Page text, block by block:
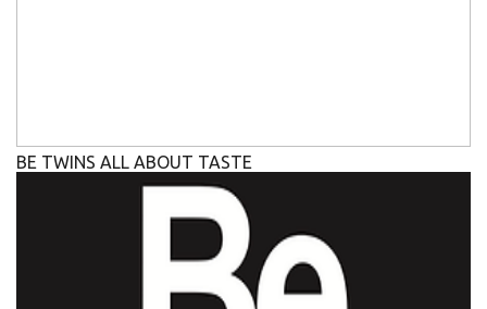
BE TWINS ALL ABOUT TASTE